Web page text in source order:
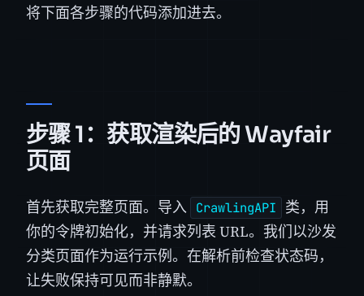
将下面各步骤的代码添加进去。
步骤 1：获取渲染后的 Wayfair
页面
首先获取完整页面。导入 CrawlingAPI
类，用
你的令牌初始化，并请求列表 URL。我们以沙发
分类页面作为运行示例。在解析前检查状态码，
让失败保持可见而非静默。